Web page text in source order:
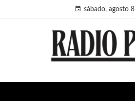
sábado, agosto 8